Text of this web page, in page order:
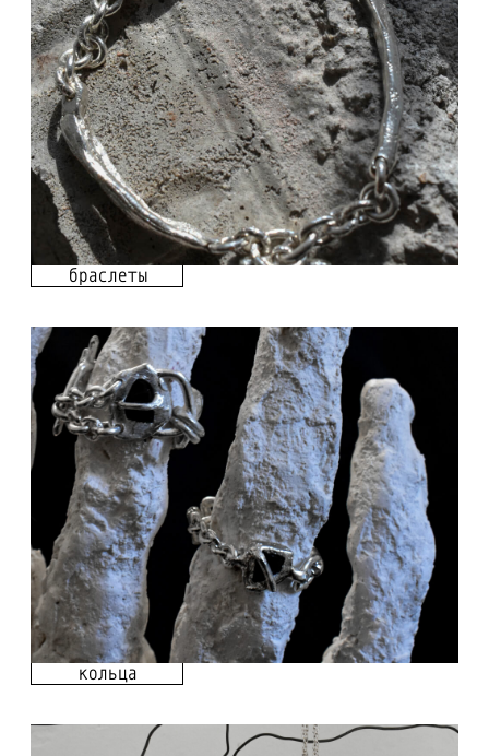
кольца
цепи и подвески
Серьги
Кольца
Браслеты
Цепи и подвески
Доставка и оплата
Каталог